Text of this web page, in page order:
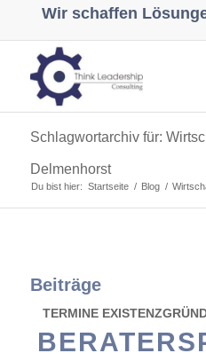
Wir schaffen
Schlagwortarchiv für:
Delmenhorst
Du bist hier: Startseite / Blog /
Beiträge
TERMINE